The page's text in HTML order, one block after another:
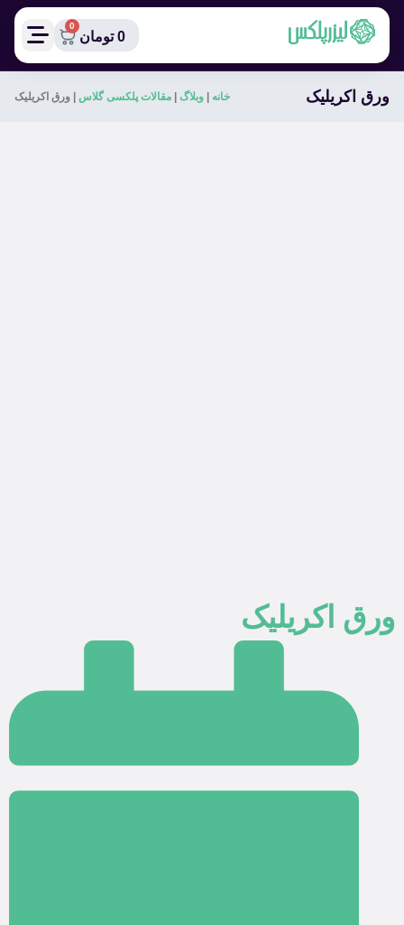
0 تومان
0
ورق اکریلیک خانه | وبلاگ | مقالات پلکسی گلاس | ورق اکریلیک
ورق اکریلیک